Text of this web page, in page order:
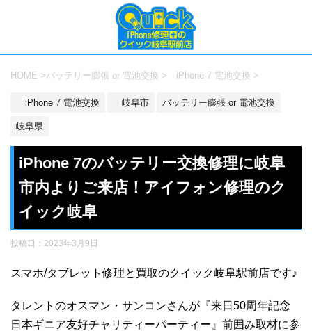
HOME >バッテリー膨張 or 電池交換 > iPhone 7 電池交換 >
iPhone 7 電池交換 岐阜市 バッテリー膨張 or 電池交換
岐阜県
iPhone 7のバッテリー交換修理に岐阜
市内よりご来店！アイフォン修理のク
イック岐阜
投稿日： 2023年3月9日
スマホ/タブレット修理と買取のクイック岐阜駅前店です♪
タレントのオスマン・サンコンさんが『来日50周年記念
日本ギニア友好チャリティーパーティー』前囲み取材に参